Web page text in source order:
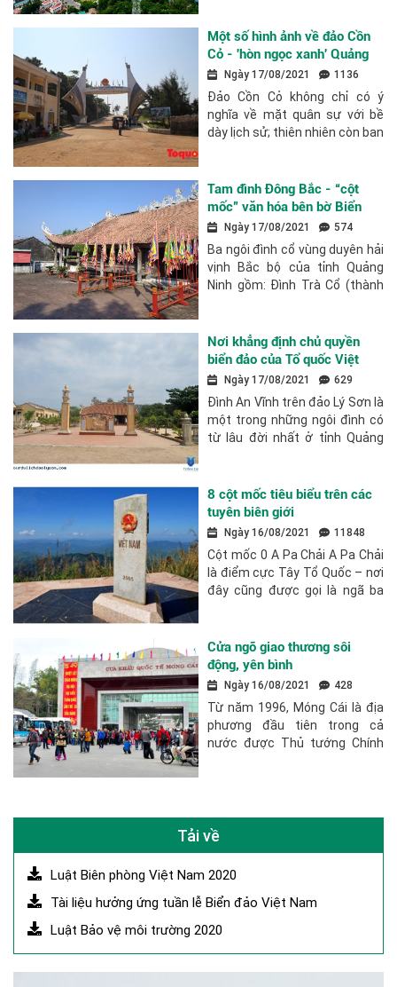
của đại dương. Với vị trí địa lý
thuận lợi,...
Một số hình ảnh về đảo Cồn
Cỏ - 'hòn ngọc xanh' Quảng
Trị
Ngày 17/08/2021 1136
Đảo Cồn Cỏ không chỉ có ý
nghĩa về mặt quân sự với bề
dày lịch sử; thiên nhiên còn ban
Đảo như một tiền đồn giữa vĩ
tuyến 17...
Tam đình Đông Bắc - “cột
mốc” văn hóa bên bờ Biển
ĐôngNgày 17/08/2021 574
Ba ngôi đình cổ vùng duyên hải
vịnh Bắc bộ của tỉnh Quảng
Ninh gồm: Đình Trà Cổ (thành
Cốc (huyện Yên Hưng) đều là
những công trình...
Nơi khẳng định chủ quyền
biển đảo của Tổ quốc Việt
NamNgày 17/08/2021 629
Đình An Vĩnh trên đảo Lý Sơn là
một trong những ngôi đình có
từ lâu đời nhất ở tỉnh Quảng
thể liên quan đến lễ Khao lề
thế...
8 cột mốc tiêu biểu trên các
tuyên biên giới
Ngày 16/08/2021 11848
Cột mốc 0 A Pa Chải A Pa Chải
là điểm cực Tây Tổ Quốc – nơi
đây cũng được gọi là ngã ba
Lào. A Pa Chải thuộc địa
phận...
Cửa ngõ giao thương sôi
động, yên bình
Ngày 16/08/2021 428
Từ năm 1996, Móng Cái là địa
phương đầu tiên trong cả
nước được Thủ tướng Chính
Tải về
Luật Biên phòng Việt Nam 2020
Tài liệu hưởng ứng tuần lễ Biển đảo Việt Nam
Luật Bảo vệ môi trường 2020